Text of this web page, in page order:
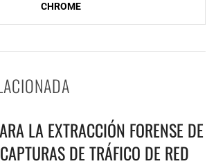
CHROME
LA EXTRACCIÓN FORENSE DE
DE TRÁFICO DE RED